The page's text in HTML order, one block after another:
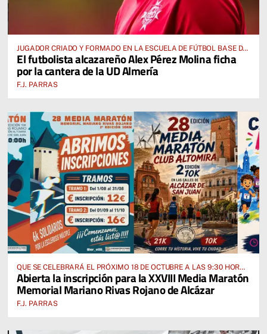
JUGADOR CRIADO Y FORMADO EN LA ESCUELA DE FÚTBOL BASE DE
ALCÁZAR DE SAN JUAN
El futbolista alcazareño Alex Pérez Molina ficha
por la cantera de la UD Almería
F.J. PARRAS
QUE SE CELEBRARÁ EL PRÓXIMO 18 DE OCTUBRE A LAS 9:30 HORAS
DESDE EL PABELLÓN VICENTE PANIAGUA
Abierta la inscripción para la XXVIII Media Maratón
Memorial Mariano Rivas Rojano de Alcázar
F.J. PARRAS